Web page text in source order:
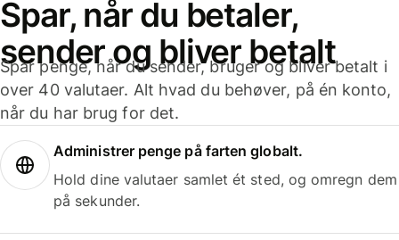
Spar, når du betaler,
sender og bliver betalt
Spar penge, når du sender, bruger og bliver betalt i
over 40 valutaer. Alt hvad du behøver, på én konto,
når du har brug for det.
Administrer penge på farten globalt.
Hold dine valutaer samlet ét sted, og omregn dem
på sekunder.